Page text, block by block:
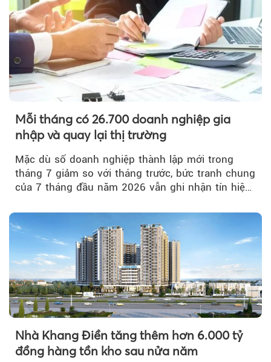
Mỗi tháng có 26.700 doanh nghiệp gia
nhập và quay lại thị trường
Mặc dù số doanh nghiệp thành lập mới trong
tháng 7 giảm so với tháng trước, bức tranh chung
của 7 tháng đầu năm 2026 vẫn ghi nhận tín hiệu
Nhà Khang Điền tăng thêm hơn 6.000 tỷ
đồng hàng tồn kho sau nửa năm